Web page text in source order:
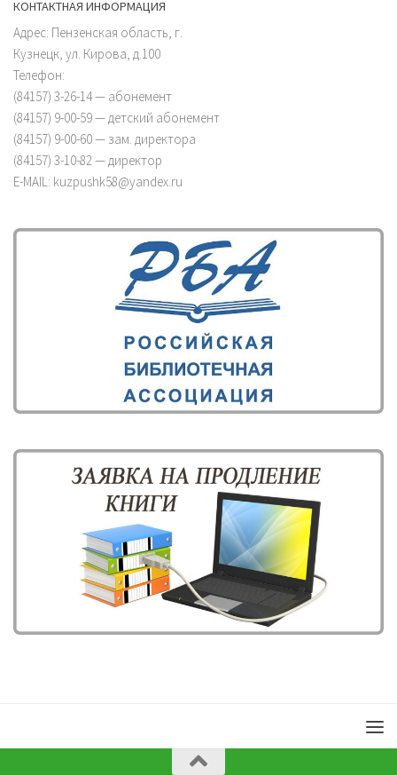
КОНТАКТНАЯ ИНФОРМАЦИЯ
Адрес: Пензенская область, г.
Кузнецк, ул. Кирова, д.100
Телефон:
(84157) 3-26-14 — абонемент
(84157) 9-00-59 — детский абонемент
(84157) 9-00-60 — зам. директора
(84157) 3-10-82 — директор
E-MAIL: kuzpushk58@yandex.ru